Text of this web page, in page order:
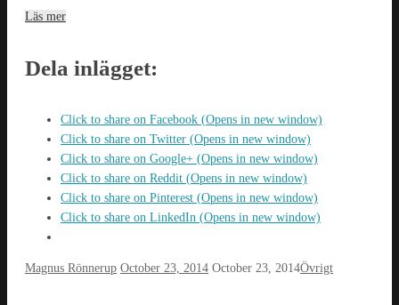
Läs mer
Dela inlägget:
Click to share on Facebook (Opens in new window)
Click to share on Twitter (Opens in new window)
Click to share on Google+ (Opens in new window)
Click to share on Reddit (Opens in new window)
Click to share on Pinterest (Opens in new window)
Click to share on LinkedIn (Opens in new window)
Magnus Rönnerup October 23, 2014 October 23, 2014Övrigt